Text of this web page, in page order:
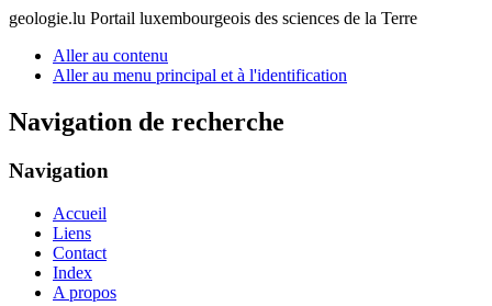
geologie.lu Portail luxembourgeois des sciences de la Terre
Aller au contenu
Aller au menu principal et à l'identification
Navigation de recherche
Navigation
Accueil
Liens
Contact
Index
A propos